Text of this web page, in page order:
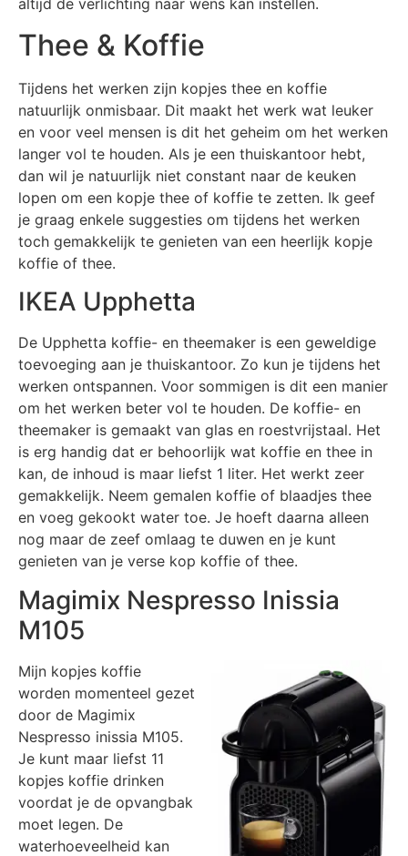
altijd de verlichting naar wens kan instellen.
Thee & Koffie
Tijdens het werken zijn kopjes thee en koffie
natuurlijk onmisbaar. Dit maakt het werk wat leuker
en voor veel mensen is dit het geheim om het werken
langer vol te houden. Als je een thuiskantoor hebt,
dan wil je natuurlijk niet constant naar de keuken
lopen om een kopje thee of koffie te zetten. Ik geef
je graag enkele suggesties om tijdens het werken
toch gemakkelijk te genieten van een heerlijk kopje
koffie of thee.
IKEA Upphetta
De Upphetta koffie- en theemaker is een geweldige
toevoeging aan je thuiskantoor. Zo kun je tijdens het
werken ontspannen. Voor sommigen is dit een manier
om het werken beter vol te houden. De koffie- en
theemaker is gemaakt van glas en roestvrijstaal. Het
is erg handig dat er behoorlijk wat koffie en thee in
kan, de inhoud is maar liefst 1 liter. Het werkt zeer
gemakkelijk. Neem gemalen koffie of blaadjes thee
en voeg gekookt water toe. Je hoeft daarna alleen
nog maar de zeef omlaag te duwen en je kunt
genieten van je verse kop koffie of thee.
Magimix Nespresso Inissia
M105
Mijn kopjes koffie
worden momenteel gezet
door de Magimix
Nespresso inissia M105.
Je kunt maar liefst 11
kopjes koffie drinken
voordat je de opvangbak
moet legen. De
waterhoeveelheid kan